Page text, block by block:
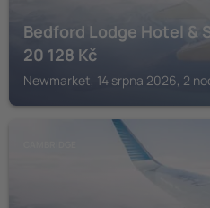
Bedford Lodge Hotel &
20 128 Kč
Newmarket, 14 srpna 2026, 2